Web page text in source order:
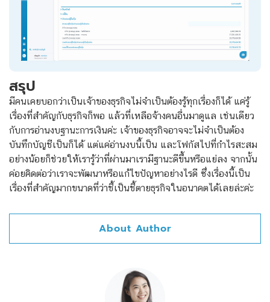
สรุป
มีคนเคยบอกว่าเป็นเจ้าของธุรกิจไม่จำเป็นต้องรู้ทุกเรื่องก็ได้ แค่รู้
เรื่องที่สำคัญกับธุรกิจก็พอ แล้วที่เหลือจ้างคนอื่นมาดูแล เช่นเดียว
กับการอ่านงบฐานะการเงินค่ะ เจ้าของธุรกิจอาจจะไม่จำเป็นต้อง
บันทึกบัญชีเป็นก็ได้ แต่แค่อ่านงบนี้เป็น และโฟกัสไปที่กำไรสะสม
อย่างน้อยก็ช่วยให้เรารู้ว่าที่ผ่านมาเรามีฐานะดีขึ้นหรือแย่ลง จากนั้น
ค่อยคิดต่อว่าเราจะพัฒนาหรือแก้ไขปัญหาอย่างไรดี ซึ่งเรื่องนี้เป็น
เรื่องที่สำคัญมากขนาดที่ว่าชี้เป็นชี้ตายธุรกิจในอนาคตได้เลยล่ะค่ะ
About Author